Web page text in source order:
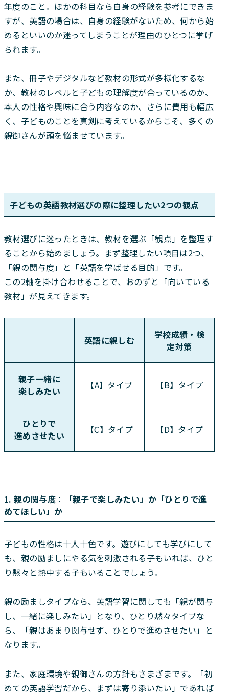
年度のこと。ほかの科目なら自身の経験を参考にできま
すが、英語の場合は、自身の経験がないため、何から始
めるといいのか迷ってしまうことが理由のひとつに挙げ
られます。
また、冊子やデジタルなど教材の形式が多様化するな
か、教材のレベルと子どもの理解度が合っているのか、
本人の性格や興味に合う内容なのか、さらに費用も幅広
く、子どものことを真剣に考えているからこそ、多くの
親御さんが頭を悩ませています。
子どもの英語教材選びの際に整理したい2つの観点
教材選びに迷ったときは、教材を選ぶ「観点」を整理す
ることから始めましょう。まず整理したい項目は2つ、
「親の関与度」と「英語を学ばせる目的」です。
この2軸を掛け合わせることで、おのずと「向いている
教材」が見えてきます。
英語に親しむ
学校成績・検
定対策
親子一緒に
楽しみたい
【A】タイプ 【B】タイプ
ひとりで
進めさせたい
【C】タイプ 【D】タイプ
1. 親の関与度：「親子で楽しみたい」か「ひとりで進
めてほしい」か
子どもの性格は十人十色です。遊びにしても学びにして
も、親の励ましにやる気を刺激される子もいれば、ひと
り黙々と熱中する子もいることでしょう。
親の励ましタイプなら、英語学習に関しても「親が関与
し、一緒に楽しみたい」となり、ひとり黙々タイプな
ら、「親はあまり関与せず、ひとりで進めさせたい」と
なります。
また、家庭環境や親御さんの方針もさまざまです。「初
めての英語学習だから、まずは寄り添いたい」であれば